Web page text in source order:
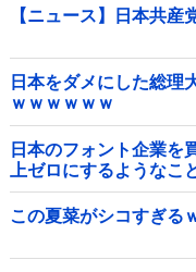
【ニュース】日本共
日本をダメにした総理
ｗｗｗｗｗｗ
日本のフォント企業を
上ゼロにするような
針転換を……他
この夏菜がシコすぎる